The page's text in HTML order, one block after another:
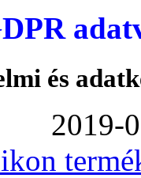
és
2019-